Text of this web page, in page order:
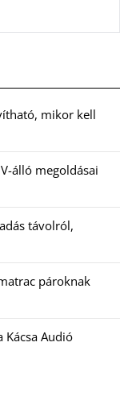
mikor kell
álló megoldásai
távolról,
pároknak
Kácsa Audió